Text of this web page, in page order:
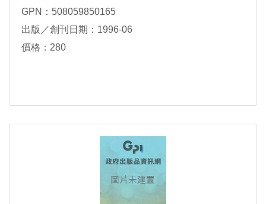
GPN：508059850165
出版／創刊日期：1996-06
價格：280